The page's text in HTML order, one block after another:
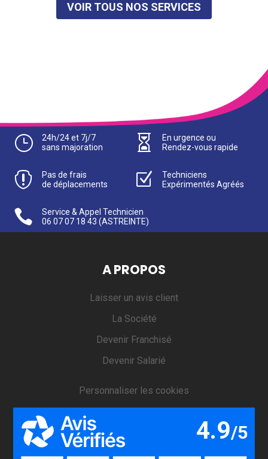
VOIR TOUS NOS SERVICES
}
24h/24 et 7j/7
sans majoration

En urgence ou
Rendez-vous rapide

Pas de frais
de déplacements
Z
Techniciens
Expérimentés Agréés

Service & Appel Technicien
06 07 07 18 43 (ASTREINTE)
A PROPOS
Laisser un avis client
La Société
Devenir Franchisé
Devenir Salarié
Personnaliser les cookies